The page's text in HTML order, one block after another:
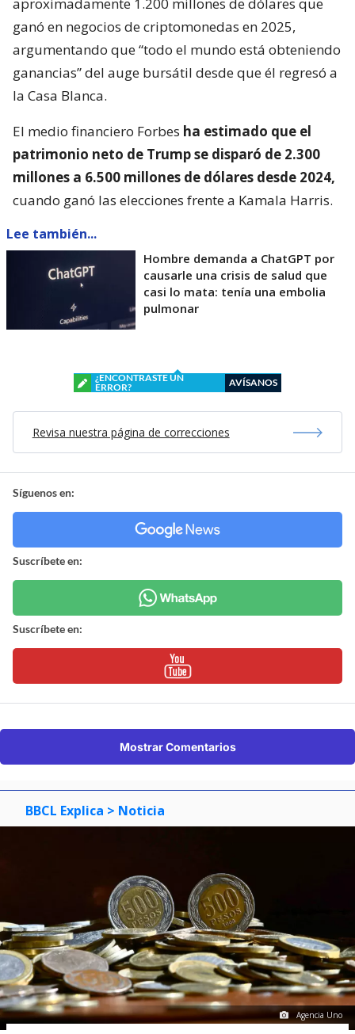
aproximadamente 1.200 millones de dólares que
ganó en negocios de criptomonedas en 2025,
argumentando que “todo el mundo está obteniendo
ganancias” del auge bursátil desde que él regresó a
la Casa Blanca.
El medio financiero Forbes ha estimado que el
patrimonio neto de Trump se disparó de 2.300
millones a 6.500 millones de dólares desde 2024,
cuando ganó las elecciones frente a Kamala Harris.
Lee también...
Hombre demanda a ChatGPT por
causarle una crisis de salud que
casi lo mata: tenía una embolia
pulmonar
¿ENCONTRASTE UN
ERROR?
AVÍSANOS
Revisa nuestra página de correcciones
Síguenos en:
Suscríbete en:
Suscríbete en:
Mostrar Comentarios
BBCL Explica > Noticia
Agencia Uno